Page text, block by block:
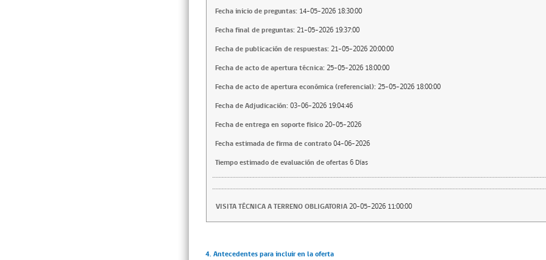
Fecha inicio de preguntas: 14-05-2026 18:30:00
Fecha final de preguntas: 21-05-2026 19:37:00
Fecha de publicación de respuestas: 21-05-2026 20:00:00
Fecha de acto de apertura técnica: 25-05-2026 18:00:00
Fecha de acto de apertura económica (referencial): 25-05-2026 18:00:00
Fecha de Adjudicación: 03-06-2026 19:04:46
Fecha de entrega en soporte fisico20-05-2026
Fecha estimada de firma de contrato04-06-2026
Tiempo estimado de evaluación de ofertas6 Días
VISITA TÉCNICA A TERRENO OBLIGATORIA20-05-2026 11:00:00
4. Antecedentes para incluir en la oferta